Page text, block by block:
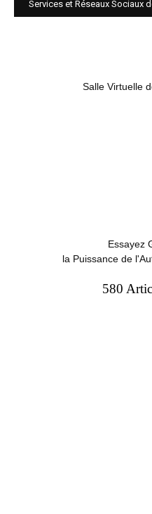
Services et Réseaux Sociaux
Salle Virtuelle
Essayez
la Puissance de
580